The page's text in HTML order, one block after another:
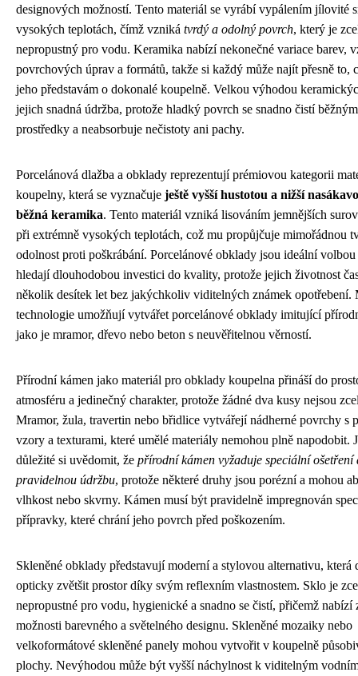
designových možností. Tento materiál se vyrábí vypálením jílovité
vysokých teplotách, čímž vzniká tvrdý a odolný povrch, který je
nepropustný pro vodu. Keramika nabízí nekonečné variace barev,
povrchových úprav a formátů, takže si každý může najít přesně to,
jeho představám o dokonalé koupelně. Velkou výhodou
jejich snadná údržba, protože hladký povrch se snadno čistí
prostředky a neabsorbuje nečistoty ani pachy.
Porcelánová dlažba a obklady reprezentují prémiovou kategorii
koupelny, která se vyznačuje ještě vyšší hustotou a nižší
běžná keramika. Tento materiál vzniká lisováním jemnějších
při extrémně vysokých teplotách, což mu propůjčuje mimořádnou
odolnost proti poškrábání. Porcelánové obklady jsou ideální
hledají dlouhodobou investici do kvality, protože jejich životnost
několik desítek let bez jakýchkoliv viditelných známek opotřebení.
technologie umožňují vytvářet porcelánové obklady imitující
jako je mramor, dřevo nebo beton s neuvěřitelnou věrností.
Přírodní kámen jako materiál pro obklady koupelna přináší do
atmosféru a jedinečný charakter, protože žádné dva kusy nejsou
Mramor, žula, travertin nebo břidlice vytvářejí nádherné povrchy s
vzory a texturami, které umělé materiály nemohou plně napodobit.
důležité si uvědomit, že přírodní kámen vyžaduje speciální ošetření
pravidelnou údržbu, protože některé druhy jsou porézní a mohou
vlhkost nebo skvrny. Kámen musí být pravidelně impregnován
přípravky, které chrání jeho povrch před poškozením.
Skleněné obklady představují moderní a stylovou alternativu, která
opticky zvětšit prostor díky svým reflexním vlastnostem. Sklo je
nepropustné pro vodu, hygienické a snadno se čistí, přičemž nabízí
možnosti barevného a světelného designu. Skleněné mozaiky nebo
velkoformátové skleněné panely mohou vytvořit v koupelně
plochy. Nevýhodou může být vyšší náchylnost k viditelným